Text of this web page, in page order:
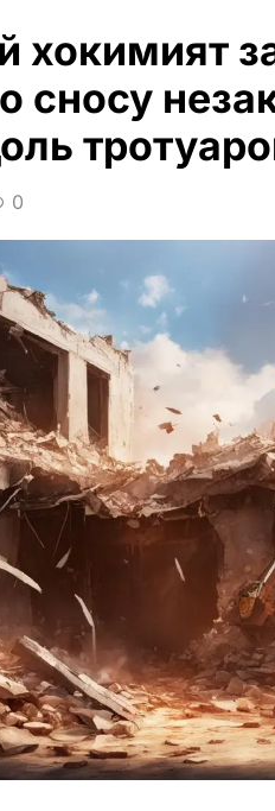
хокимият
сносу
0